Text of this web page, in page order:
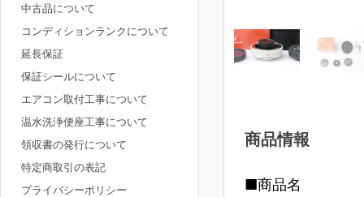
商品情報
■商品名
中古品について
コンディションランクについて
延長保証
保証シールについて
エアコン取付工事について
温水洗浄便座工事について
領収書の発行について
特定商取引の表記
プライバシーポリシー